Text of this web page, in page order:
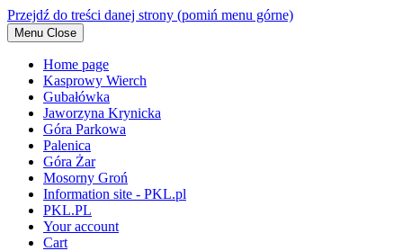
Przejdź do treści danej strony (pomiń menu górne)
Menu Close
Home page
Kasprowy Wierch
Gubałówka
Jaworzyna Krynicka
Góra Parkowa
Palenica
Góra Żar
Mosorny Groń
Information site - PKL.pl
PKL.PL
Your account
Cart